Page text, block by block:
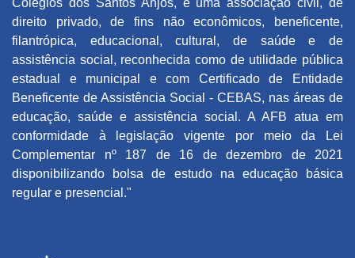
Colégios dos Santos Anjos, é uma associação civil, de
direito privado, de fins não econômicos, beneficente,
filantrópica, educacional, cultural, de saúde e de
assistência social, reconhecida como de utilidade pública
estadual e municipal e com Certificado de Entidade
Beneficente de Assistência Social - CEBAS, nas áreas de
educação, saúde e assistência social. A AFB atua em
conformidade à legislação vigente por meio da Lei
Complementar nº 187 de 16 de dezembro de 2021
disponibilizando bolsa de estudo na educação básica
regular e presencial."